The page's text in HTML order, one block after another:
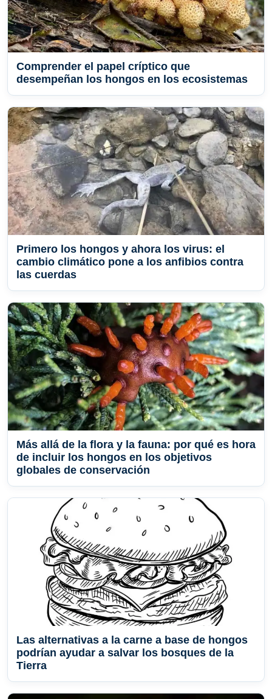
Comprender el papel críptico que
desempeñan los hongos en los ecosistemas
Primero los hongos y ahora los virus: el
cambio climático pone a los anfibios contra
las cuerdas
Más allá de la flora y la fauna: por qué es hora
de incluir los hongos en los objetivos
globales de conservación
Las alternativas a la carne a base de hongos
podrían ayudar a salvar los bosques de la
Tierra